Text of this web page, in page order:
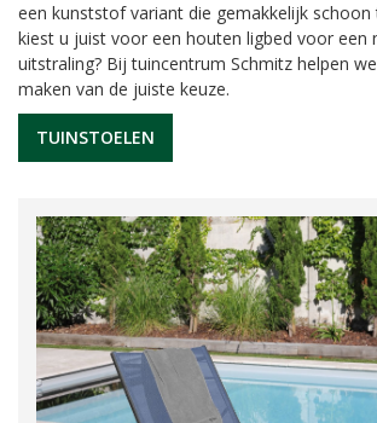
een kunststof variant die gemakkelijk
kiest u juist voor een houten ligbed voor een
uitstraling? Bij tuincentrum Schmitz helpen
maken van de juiste keuze.
TUINSTOELEN